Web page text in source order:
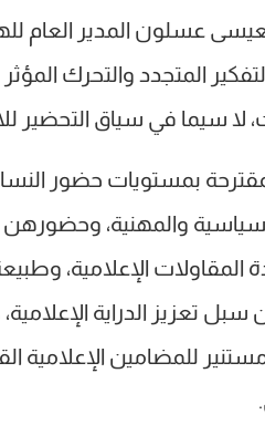
عسلون المدير العام
المتجدد والتحرك المؤثر
سيما في سياق التحضير
بمستويات حضور
والمهنية،
المقاولات الإعلامية،
سبل تعزيز الدراية
للمضامين الإعلامية